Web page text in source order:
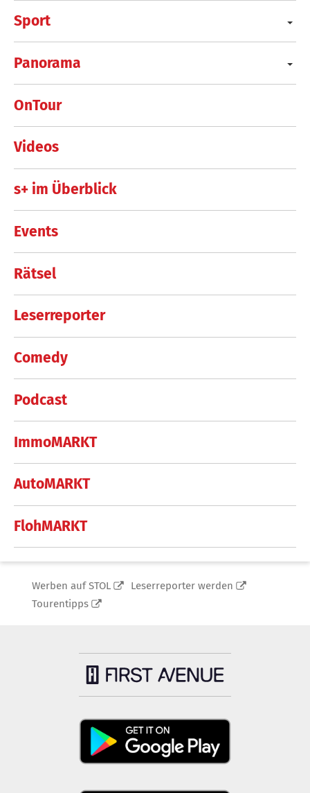
Sport
Panorama
OnTour
Videos
s+ im Überblick
Events
Rätsel
Leserreporter
Comedy
Podcast
ImmoMARKT
AutoMARKT
FlohMARKT
Werben auf STOL
Leserreporter werden
Tourentipps